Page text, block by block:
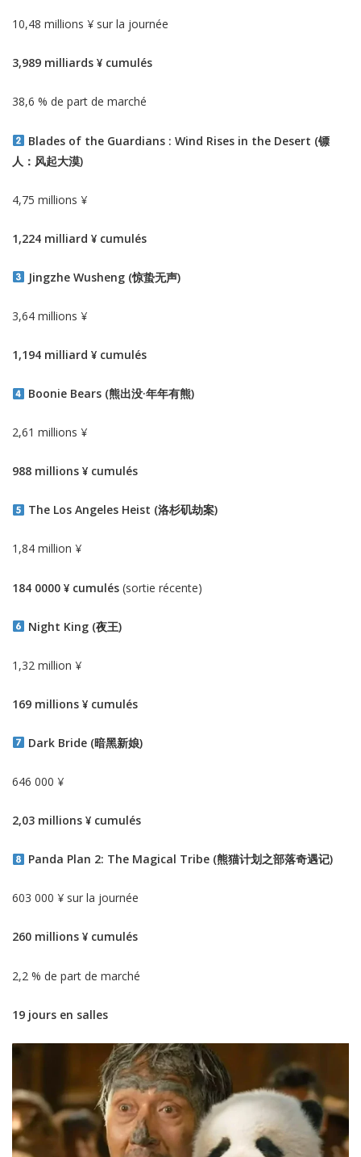
10,48 millions ¥ sur la journée
3,989 milliards ¥ cumulés
38,6 % de part de marché
Blades of the Guardians : Wind Rises in the Desert (镖
人：风起大漠)
4,75 millions ¥
1,224 milliard ¥ cumulés
Jingzhe Wusheng (惊蛰无声)
3,64 millions ¥
1,194 milliard ¥ cumulés
Boonie Bears (熊出没·年年有熊)
2,61 millions ¥
988 millions ¥ cumulés
The Los Angeles Heist (洛杉矶劫案)
1,84 million ¥
184 0000 ¥ cumulés (sortie récente)
Night King (夜王)
1,32 million ¥
169 millions ¥ cumulés
Dark Bride (暗黑新娘)
646 000 ¥
2,03 millions ¥ cumulés
Panda Plan 2: The Magical Tribe (熊猫计划之部落奇遇记)
603 000 ¥ sur la journée
260 millions ¥ cumulés
2,2 % de part de marché
19 jours en salles